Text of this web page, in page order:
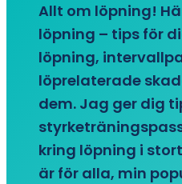
Allt om löpning!
löpning – tips för
löpning,
löprelaterade
dem. Jag ger dig
kring löpning i
är för alla, min